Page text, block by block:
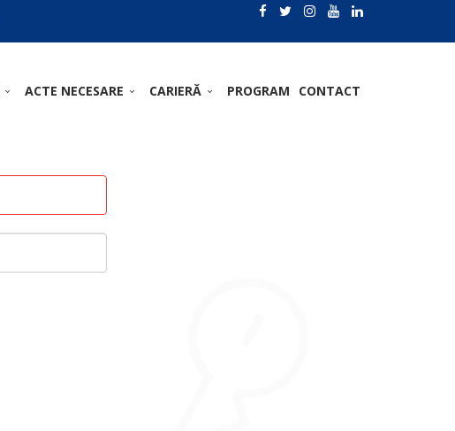
ACTE NECESARE CARIERĂ PROGRAM CONTACT